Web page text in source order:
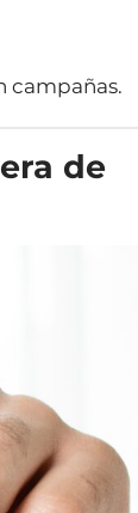
campañas.
de